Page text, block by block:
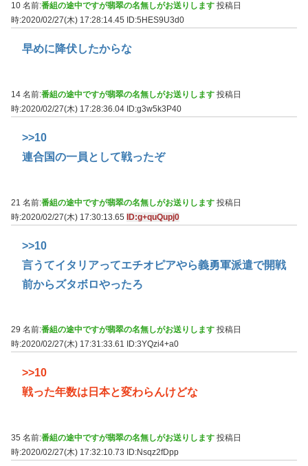
10 名前:番組の途中ですが翡翠の名無しがお送りします 投稿日
時:2020/02/27(木) 17:28:14.45
ID:5HES9U3d0
早めに降伏したからな
14 名前:番組の途中ですが翡翠の名無しがお送りします 投稿日
時:2020/02/27(木) 17:28:36.04 ID:g3w5k3P40
>>10
連合国の一員として戦ったぞ
21 名前:番組の途中ですが翡翠の名無しがお送りします 投稿日
時:2020/02/27(木) 17:30:13.65 ID:g+quQupj0
>>10
言うてイタリアってエチオピアやら義勇軍派遣で開戦
前からズタボロやったろ
29 名前:番組の途中ですが翡翠の名無しがお送りします 投稿日
時:2020/02/27(木) 17:31:33.61
ID:3YQzi4+a0
>>10
戦った年数は日本と変わらんけどな
35 名前:番組の途中ですが翡翠の名無しがお送りします 投稿日
時:2020/02/27(木) 17:32:10.73 ID:Nsqz2fDpp